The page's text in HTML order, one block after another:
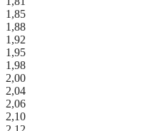
1,85
1,88
1,92
1,95
1,98
2,00
2,04
2,06
2,10